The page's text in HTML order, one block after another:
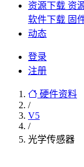
资源下载 资
软件下载 固
动态
登录
注册
硬件资料
/
V5
/
光学传感器